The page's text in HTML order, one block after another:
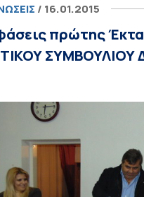
/ 16.01.2015
πρώτης
ΣΥΜΒΟΥΛΙΟΥ